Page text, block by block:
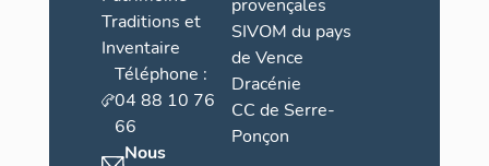
Traditions et
Inventaire
Téléphone :
04 88 10 76
66
Nous
provençales
SIVOM du pays
de Vence
Dracénie
CC de Serre-
Ponçon